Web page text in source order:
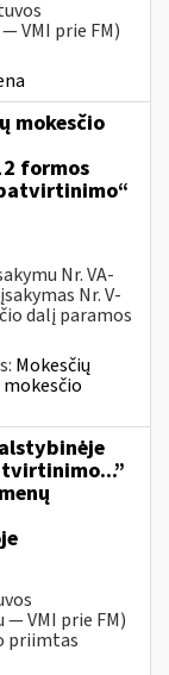
VMI prie FM)
mokesčio
formos
Nr. VA-
Nr. V-
dalį paramos
Mokesčių
VMI prie FM)
priimtas